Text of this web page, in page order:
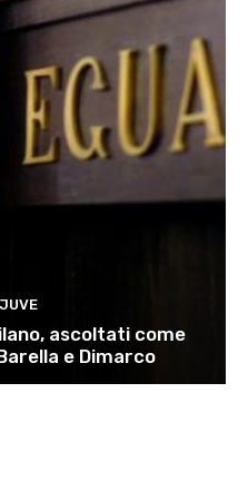
ascoltati come
e Dimarco